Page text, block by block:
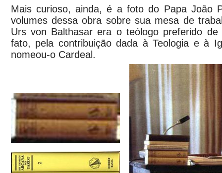
Mais curioso, ainda, é a foto do Papa João
volumes dessa obra sobre sua mesa de
Urs von Balthasar era o teólogo preferido
fato, pela contribuição dada à Teologia e à
nomeou-o Cardeal.